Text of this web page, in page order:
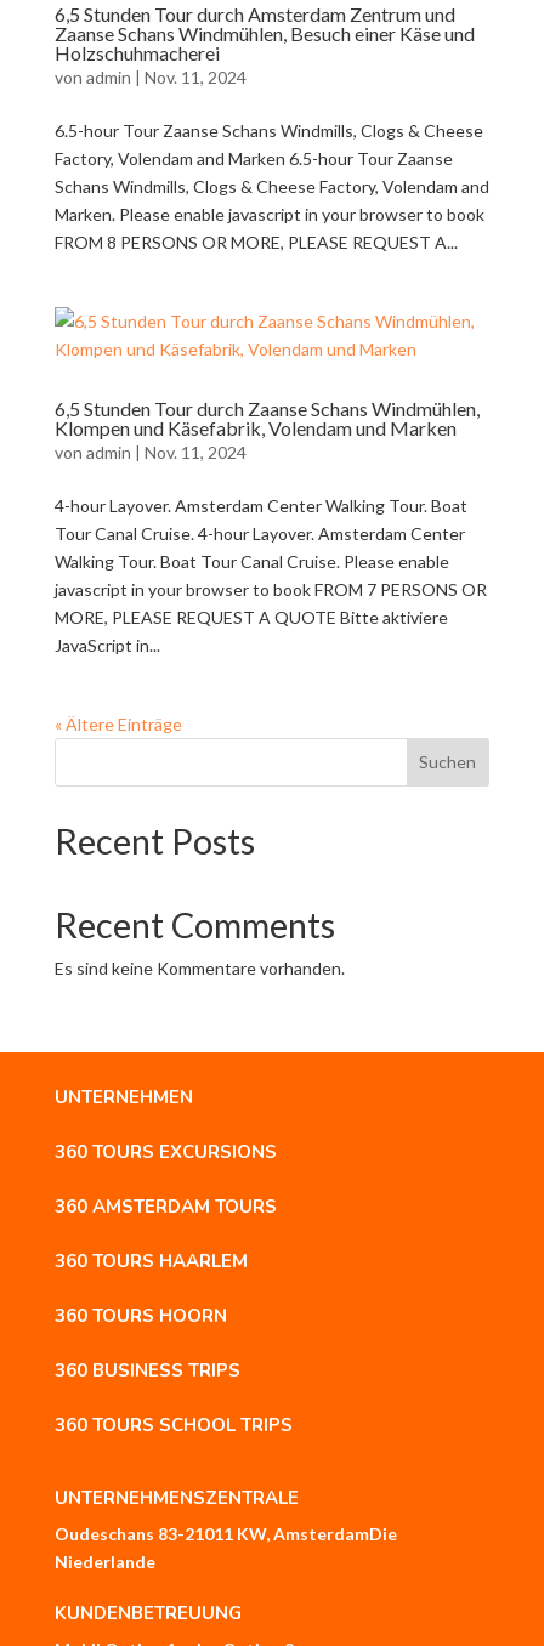
6,5 Stunden Tour durch Amsterdam Zentrum und
Zaanse Schans Windmühlen, Besuch einer Käse und
Holzschuhmacherei
von admin | Nov. 11, 2024
6.5-hour Tour Zaanse Schans Windmills, Clogs & Cheese
Factory, Volendam and Marken 6.5-hour Tour Zaanse
Schans Windmills, Clogs & Cheese Factory, Volendam and
Marken. Please enable javascript in your browser to book
FROM 8 PERSONS OR MORE, PLEASE REQUEST A...
6,5 Stunden Tour durch Zaanse Schans Windmühlen,
Klompen und Käsefabrik, Volendam und Marken
von admin | Nov. 11, 2024
4-hour Layover. Amsterdam Center Walking Tour. Boat
Tour Canal Cruise. 4-hour Layover. Amsterdam Center
Walking Tour. Boat Tour Canal Cruise. Please enable
javascript in your browser to book FROM 7 PERSONS OR
MORE, PLEASE REQUEST A QUOTE Bitte aktiviere
JavaScript in...
« Ältere Einträge
Suchen
Recent Posts
Recent Comments
Es sind keine Kommentare vorhanden.
UNTERNEHMEN
360 TOURS EXCURSIONS
360 AMSTERDAM TOURS
360 TOURS HAARLEM
360 TOURS HOORN
360 BUSINESS TRIPS
360 TOURS SCHOOL TRIPS
UNTERNEHMENSZENTRALE
Oudeschans 83-21011 KW, AmsterdamDie
Niederlande
KUNDENBETREUUNG